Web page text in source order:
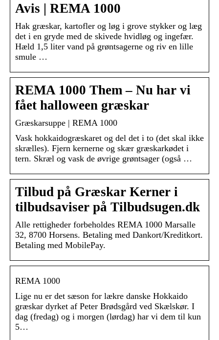
Avis | REMA 1000
Hak græskar, kartofler og løg i grove stykker og læg
det i en gryde med de skivede hvidløg og ingefær.
Hæld 1,5 liter vand på grøntsagerne og riv en lille
smule …
REMA 1000 Them – Nu har vi
fået halloween græskar
Græskarsuppe | REMA 1000
Vask hokkaidogræskaret og del det i to (det skal ikke
skrælles). Fjern kernerne og skær græskarkødet i
tern. Skræl og vask de øvrige grøntsager (også …
Tilbud på Græskar Kerner i
tilbudsaviser på Tilbudsugen.dk
Alle rettigheder forbeholdes REMA 1000 Marsalle
32, 8700 Horsens. Betaling med Dankort/Kreditkort.
Betaling med MobilePay.
REMA 1000
Lige nu er det sæson for lækre danske Hokkaido
græskar dyrket af Peter Brødsgård ved Skælskør. I
dag (fredag) og i morgen (lørdag) har vi dem til kun
5…